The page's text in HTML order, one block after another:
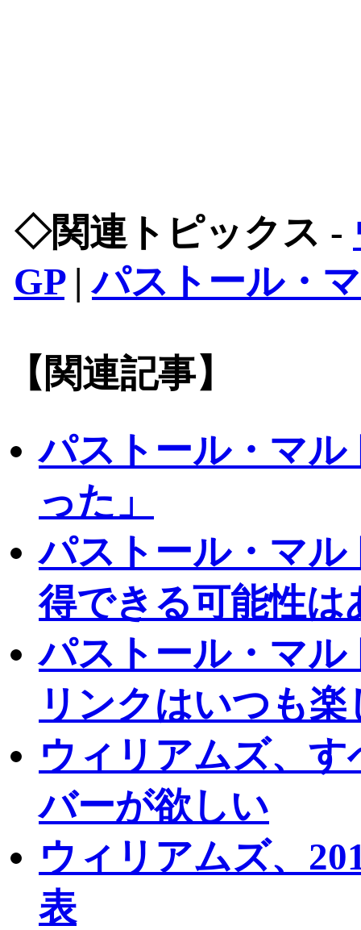
◇関連トピックス -
GP|パストール・
【関連記事】
パストール・マ
った」
パストール・マ
得できる可能性は
パストール・マ
リンクはいつも楽
ウィリアムズ、
バーが欲しい
ウィリアムズ、
表